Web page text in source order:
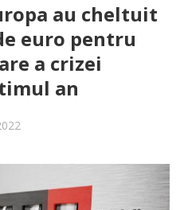
au cheltuit
euro pentru
a crizei
an